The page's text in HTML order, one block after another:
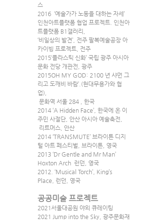
스
2016  ‘예술가가 노동을 대하는 자세’
인천아트플랫폼 협업 프로젝트. 인천아
트플랫폼 B1갤러리,
‘비일상의 발견’, 전주 팔복예술공장 아
카이빙 프로젝트, 전주
2015‘플라스틱 신화’ 국립 광주 아시아
문화 전당 개관전, 광주
2015OH MY GOD: 2100 년 샤먼 그
리고 도깨비 바람’.(현대무용가와 협
업),
문화역 서울 284 , 한국
2014 ‘A Hidden Face’, 한국에 온 이
주민 사절단, 안산 아시아 예술축전,
리트머스, 안산
2014 ‘TRANSMUTE’ 브라이튼 디지
털 아트 페스티벌, 브라이튼, 영국
2013 ‘Dr Gentle and Mr Man’
Hoxton Arch  런던, 영국
2012. ‘Musical Torch’, King’s
Place, 런던, 영국
공공미술 프로젝트
2021서울대공원 야외 큐레이팅
2021 Jump into the Sky, 광주문화재